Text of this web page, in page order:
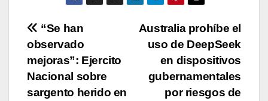
Navegación
de
entradas
Australia prohíbe el
uso de DeepSeek
en dispositivos
gubernamentales
por riesgos de
“Se han
observado
mejoras”: Ejercito
Nacional sobre
sargento herido en